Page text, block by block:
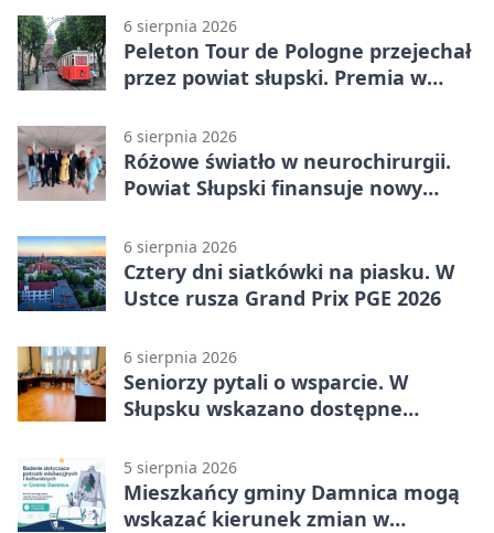
6 sierpnia 2026
Peleton Tour de Pologne przejechał
przez powiat słupski. Premia w
6 sierpnia 2026
Różowe światło w neurochirurgii.
Powiat Słupski finansuje nowy
6 sierpnia 2026
Cztery dni siatkówki na piasku. W
Ustce rusza Grand Prix PGE 2026
6 sierpnia 2026
Seniorzy pytali o wsparcie. W
Słupsku wskazano dostępne
5 sierpnia 2026
Mieszkańcy gminy Damnica mogą
wskazać kierunek zmian w